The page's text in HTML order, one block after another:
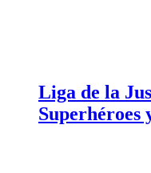
Liga de la
Superhéroes